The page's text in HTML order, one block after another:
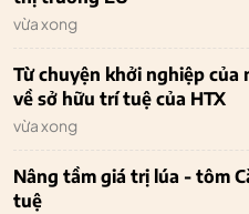
vừa xong
Từ chuyện khởi nghiệp
về sở hữu trí tuệ của HTX
vừa xong
Nâng tầm giá trị lúa - tôm
tuệ